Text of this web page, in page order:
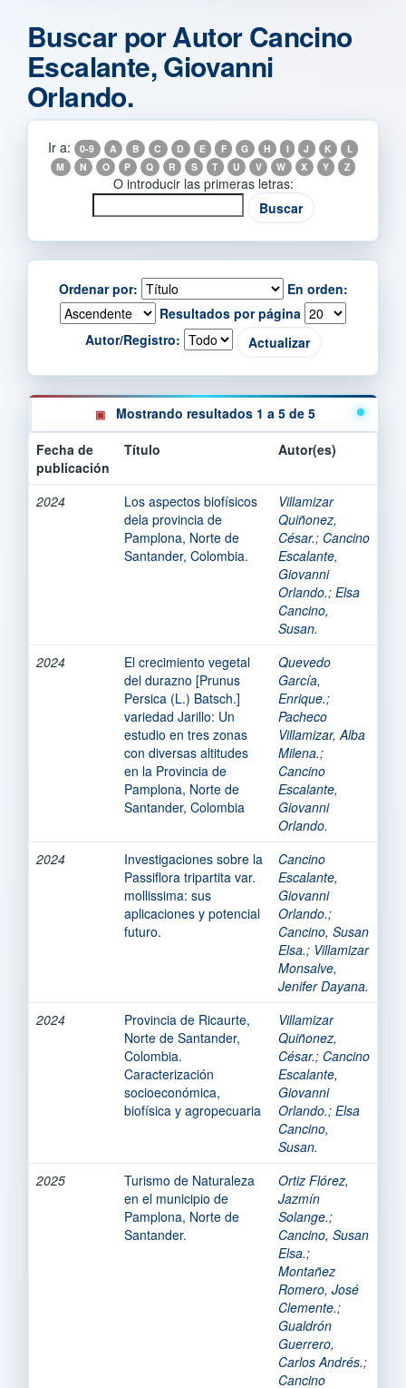
Buscar por Autor Cancino
Escalante, Giovanni
Orlando.
Ir a: 0-9 A B C D E F G H I J K
L
M
N O P Q R S T U V W X Y Z
O introducir las primeras letras:
Ordenar por:
En orden:
Resultados por página
Autor/Registro:
Mostrando resultados 1 a 5 de 5
Fecha de
publicación
Título Autor(es)
2024
Los aspectos biofísicos
dela provincia de
Pamplona, Norte de
Santander, Colombia.
Villamizar
Quiñonez,
César.; Cancino
Escalante,
Giovanni
Orlando.; Elsa
Cancino,
Susan.
2024
El crecimiento vegetal
del durazno [Prunus
Persica (L.) Batsch.]
variedad Jarillo: Un
estudio en tres zonas
con diversas altitudes
en la Provincia de
Pamplona, Norte de
Santander, Colombia
Quevedo
García,
Enrique.;
Pacheco
Villamizar, Alba
Milena.;
Cancino
Escalante,
Giovanni
Orlando.
2024
Investigaciones sobre la
Passiflora tripartita var.
mollissima: sus
aplicaciones y potencial
futuro.
Cancino
Escalante,
Giovanni
Orlando.;
Cancino, Susan
Elsa.; Villamizar
Monsalve,
Jenifer Dayana.
2024
Provincia de Ricaurte,
Norte de Santander,
Colombia.
Caracterización
socioeconómica,
biofísica y agropecuaria
Villamizar
Quiñonez,
César.; Cancino
Escalante,
Giovanni
Orlando.; Elsa
Cancino,
Susan.
2025
Turismo de Naturaleza
en el municipio de
Pamplona, Norte de
Santander.
Ortiz Flórez,
Jazmín
Solange.;
Cancino, Susan
Elsa.;
Montañez
Romero, José
Clemente.;
Gualdrón
Guerrero,
Carlos Andrés.;
Cancino